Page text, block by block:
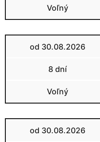
Voľný
od 30.08.2026
8 dní
Voľný
od 30.08.2026